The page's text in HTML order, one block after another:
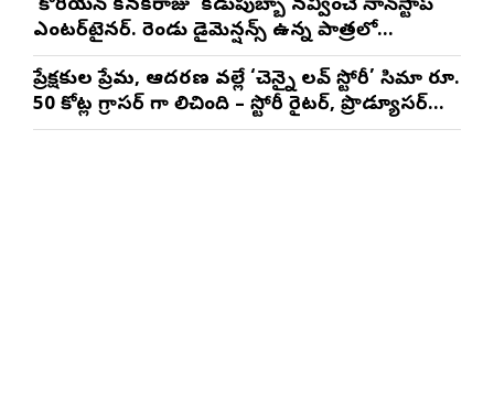
‘కొరియన్ కనకరాజు’ కడుపుబ్బా నవ్వించే నాన్‌స్టాప్
ఎంటర్‌టైనర్. రెండు డైమెన్షన్స్ ఉన్న పాత్రలో
నటించడం చాలా సంతృప్తినిచ్చింది : వరుణ్ తేజ్
ప్రేక్షకుల ప్రేమ, ఆదరణ వల్లే ‘చెన్నై లవ్ స్టోరీ’ సినిమా రూ.
50 కోట్ల గ్రాసర్ గా నిలిచింది – స్టోరీ రైటర్, ప్రొడ్యూసర్
సాయి రాజేష్